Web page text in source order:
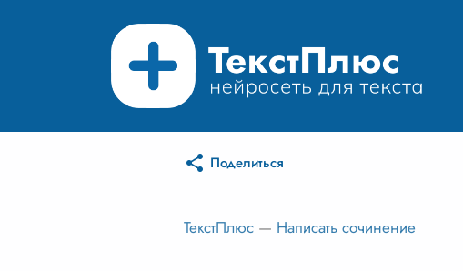
Поделиться
ТекстПлюс — Написать сочинение